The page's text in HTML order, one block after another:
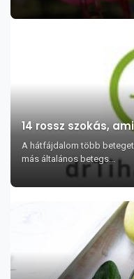
14 rossz szokás,
A hátfájdalom több
más általános betegs...